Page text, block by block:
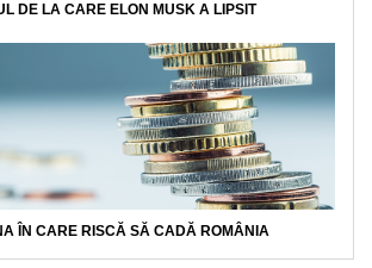
DE LA CARE ELON MUSK A LIPSIT
ÎN CARE RISCĂ SĂ CADĂ ROMÂNIA